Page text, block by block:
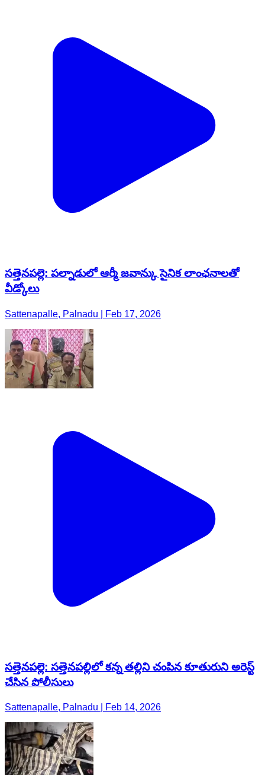
సత్తెనపల్లె: పల్నాడులో ఆర్మీ జవాన్కు సైనిక లాంఛనాలతో
వీడ్కోలు
Sattenapalle, Palnadu | Feb 17, 2026
సత్తెనపల్లె: సత్తెనపల్లిలో కన్న తల్లిని చంపిన కూతురుని అరెస్ట్
చేసిన పోలీసులు
Sattenapalle, Palnadu | Feb 14, 2026